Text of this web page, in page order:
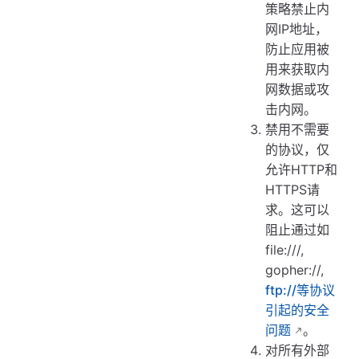
策略禁止内
网IP地址，
防止应用被
用来获取内
网数据或攻
击内网。
禁用不需要
的协议，仅
允许HTTP和
HTTPS请
求。这可以
阻止通过如
file:///,
gopher://,
ftp://等协议
引起的安全
问题
。
对所有外部